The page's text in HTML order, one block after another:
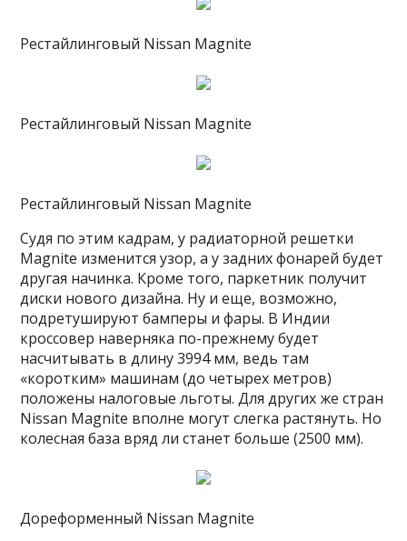
Рестайлинговый Nissan Magnite
Рестайлинговый Nissan Magnite
Рестайлинговый Nissan Magnite
Судя по этим кадрам, у радиаторной решетки
Magnite изменится узор, а у задних фонарей будет
другая начинка. Кроме того, паркетник получит
диски нового дизайна. Ну и еще, возможно,
подретушируют бамперы и фары. В Индии
кроссовер наверняка по-прежнему будет
насчитывать в длину 3994 мм, ведь там
«коротким» машинам (до четырех метров)
положены налоговые льготы. Для других же стран
Nissan Magnite вполне могут слегка растянуть. Но
колесная база вряд ли станет больше (2500 мм).
Дореформенный Nissan Magnite